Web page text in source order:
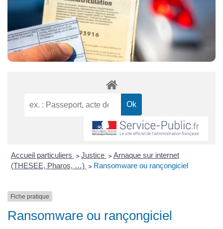
Accueil particuliers > Justice > Arnaque sur internet
(THESEE, Pharos, …) > Ransomware ou rançongiciel
Fiche pratique
Ransomware ou rançongiciel